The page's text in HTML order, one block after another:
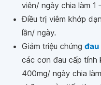
viên/ ngày chia làm 1
Điều trị viêm khớp
lần/ ngày.
Giảm triệu chứng đau
các cơn đau cấp tính
400mg/ ngày chia